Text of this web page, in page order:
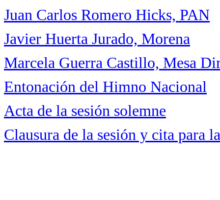
Juan Carlos Romero Hicks, PAN
Javier Huerta Jurado, Morena
Marcela Guerra Castillo, Mesa
Entonación del Himno Nacional
Acta de la sesión solemne
Clausura de la sesión y cita para